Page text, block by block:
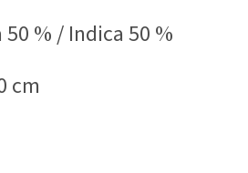
% / Indica 50 %
cm